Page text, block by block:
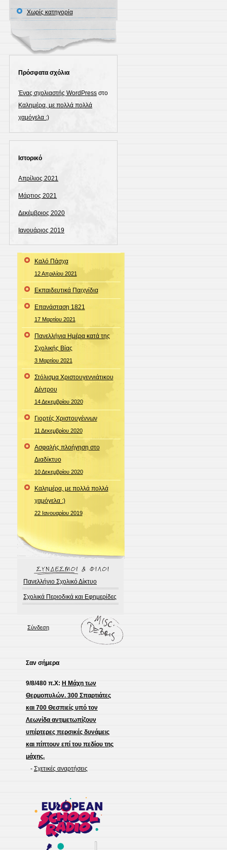
Χωρίς κατηγορία
Πρόσφατα σχόλια
Ένας σχολιαστής WordPress στο
Καλημέρα, με πολλά πολλά
χαμόγελα :)
Ιστορικό
Απρίλιος 2021
Μάρτιος 2021
Δεκέμβριος 2020
Ιανουάριος 2019
Καλό Πάσχα
12 Απριλίου 2021
Εκπαιδευτικά Παιχνίδια
Επανάσταση 1821
17 Μαρτίου 2021
Πανελλήνια Ημέρα κατά της
Σχολικής Βίας
3 Μαρτίου 2021
Στόλισμα Χριστουγεννιάτικου
Δέντρου
14 Δεκεμβρίου 2020
Γιορτές Χριστουγέννων
11 Δεκεμβρίου 2020
Ασφαλής πλοήγηση στο
Διαδίκτυο
10 Δεκεμβρίου 2020
Καλημέρα, με πολλά πολλά
χαμόγελα :)
22 Ιανουαρίου 2019
Πανελλήνιο Σχολικό Δίκτυο
Σχολικά Περιοδικά και Εφημερίδες
Σύνδεση
Σαν σήμερα
9/8/480 π.Χ: Η Μάχη των
Θερμοπυλών. 300 Σπαρτιάτες
και 700 Θεσπιείς υπό τον
Λεωνίδα αντιμετωπίζουν
υπέρτερες περσικές δυνάμεις
και πίπτουν επί του πεδίου της
μάχης.
- Σχετικές αναρτήσεις